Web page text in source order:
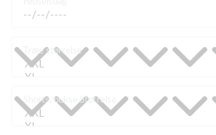
Trøje størrelse
Shorts/bukse Størrelse